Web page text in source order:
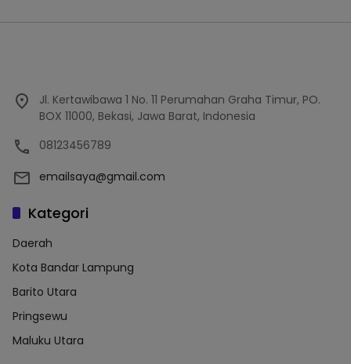
Jl. Kertawibawa 1 No. 11 Perumahan Graha Timur, PO.
BOX 11000, Bekasi, Jawa Barat, Indonesia
08123456789
emailsaya@gmail.com
Kategori
Daerah
Kota Bandar Lampung
Barito Utara
Pringsewu
Maluku Utara